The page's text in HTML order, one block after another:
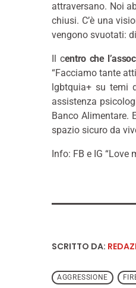
attraversano. Noi
chiusi. C’è una
vengono svuotati:
Il centro che
“Facciamo tante
lgbtquia+ su temi
assistenza
Banco Alimentare.
spazio sicuro da
Info: FB e IG “Love
SCRITTO DA:
AGGRESSIONE